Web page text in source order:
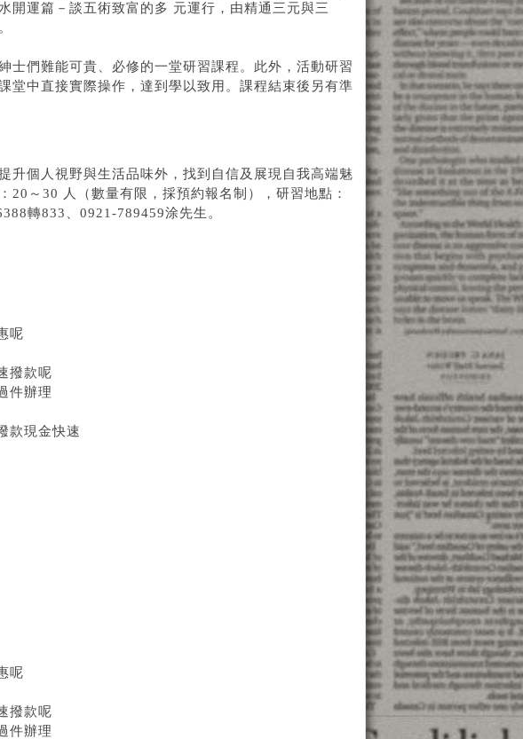
開運篇－談五術致富的多 元運行，由精通三元與三
士們難能可貴、必修的一堂研習課程。此外，活動研習
堂中直接實際操作，達到學以致用。課程結束後另有準
升個人視野與生活品味外，找到自信及展現自我高端魅
20～30 人（數量有限，採預約報名制），研習地點：
轉833、0921-789459涂先生。
呢
撥款呢
件辦理
款現金快速
呢
撥款呢
件辦理